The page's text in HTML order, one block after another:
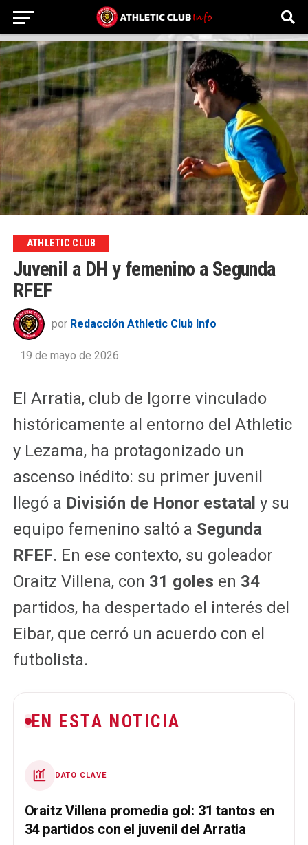
ATHLETIC CLUB
Juvenil a DH y femenino a Segunda
RFEF
por Redacción Athletic Club Info
19 de mayo de 2026
El Arratia, club de Igorre vinculado
históricamente al entorno del Athletic
y Lezama, ha protagonizado un
ascenso inédito: su primer juvenil
llegó a División de Honor estatal y su
equipo femenino saltó a Segunda
RFEF. En ese contexto, su goleador
Oraitz Villena, con 31 goles en 34
partidos, ha despertado el interés del
Eibar, que cerró un acuerdo con el
futbolista.
EN ESTA NOTICIA
DATO CLAVE
Oraitz Villena promedia gol: 31 tantos en
34 partidos con el juvenil del Arratia